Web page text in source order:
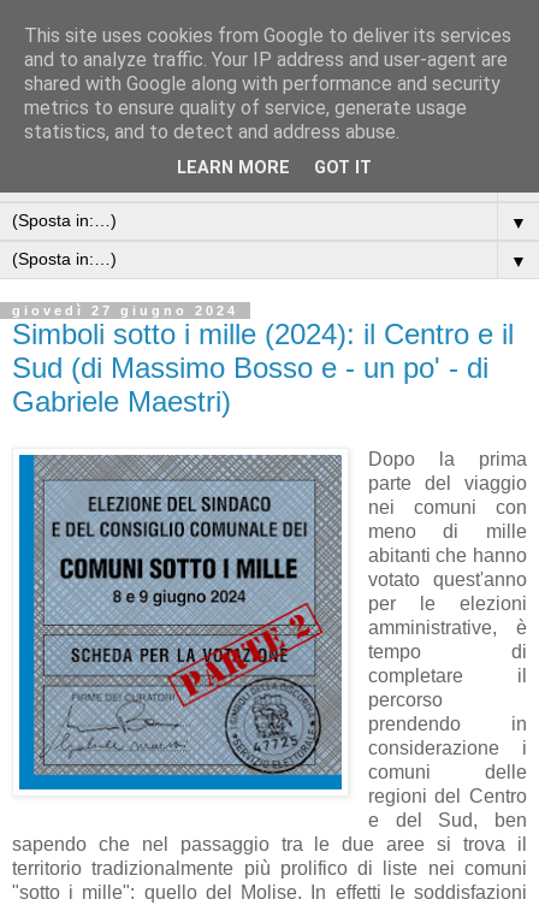
▼
▼
giovedì 27 giugno 2024
Simboli sotto i mille (2024): il Centro e il
Sud (di Massimo Bosso e - un po' - di
Gabriele Maestri)
Dopo la prima
parte del viaggio
nei comuni con
meno di mille
abitanti che hanno
votato quest'anno
per le elezioni
amministrative, è
tempo di
completare il
percorso
prendendo in
considerazione i
comuni delle
regioni del Centro
e del Sud, ben
sapendo che nel passaggio tra le due aree si trova il
territorio tradizionalmente più prolifico di liste nei comuni
"sotto i mille": quello del Molise. In effetti le soddisfazioni
This site uses cookies from Google to deliver its services
and to analyze traffic. Your IP address and user-agent are
shared with Google along with performance and security
metrics to ensure quality of service, generate usage
statistics, and to detect and address abuse.
LEARN MORE GOT IT